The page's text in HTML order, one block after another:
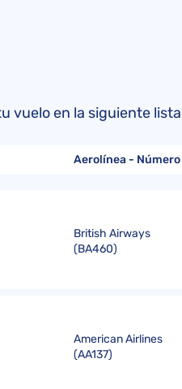
vuelo en la siguiente
Aerolínea -
British Airways
(BA460)
American Airlines
(AA137)